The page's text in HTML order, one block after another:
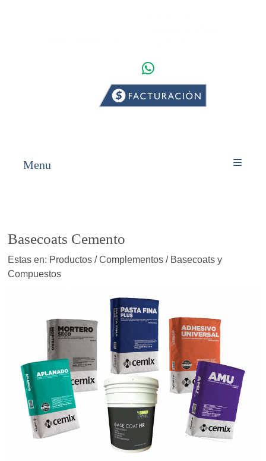
Menu
Basecoats Cemento
Estas en: Productos / Complementos / Basecoats y
Compuestos